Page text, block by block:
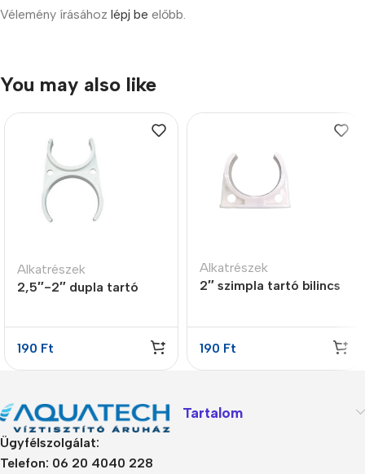
Vélemény írásához lépj be előbb.
You may also like
Alkatrészek
2,5″-2″ dupla tartó
190 Ft
Alkatrészek
2″ szimpla tartó bilincs
190 Ft
Ügyfélszolgálat:
Telefon: 06 20 4040 228
Tartalom